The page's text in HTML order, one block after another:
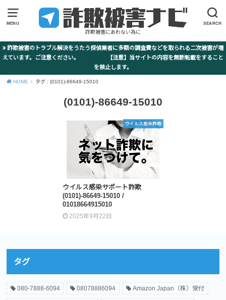
MENU SEARCH
詐欺被害にあわない為に
詐欺被害のトラブル解決をうたう探偵業者に多額の調査費などを取られる二次被害が増
えています。ご注意ください。 【注意】当サイトの内容を無断転載をすること
を禁止します。
HOME タグ : (0101)-86649-15010
(0101)-86649-15010
ウイルス感染詐称
ウイルス感染サポート詐欺
(0101)-86649-15010 /
01018664915010
2025年9月22日
タグ
080-7888-6094 08078886094 Amazon Japan（株）受付